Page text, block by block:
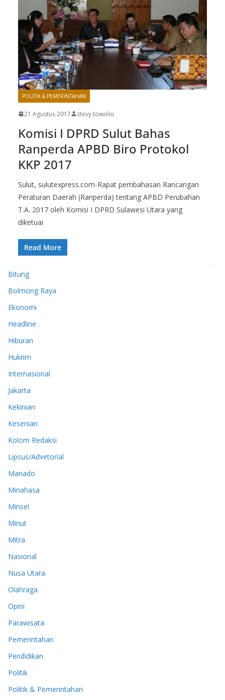
POLITIK & PEMERINTAHAN
21 Agustus 2017 stevy towoliu
Komisi I DPRD Sulut Bahas
Ranperda APBD Biro Protokol
KKP 2017
Sulut, sulutexpress.com-Rapat pembahasan Rancangan
Peraturan Daerah (Ranperda) tentang APBD Perubahan
T.A. 2017 oleh Komisi I DPRD Sulawesi Utara yang
diketuai
Read More
Bitung
Bolmong Raya
Ekonomi
Headline
Hiburan
Hukrim
Internasional
Jakarta
Kekinian
Kesenian
Kolom Redaksi
Lipsus/Advetorial
Manado
Minahasa
Minsel
Minut
Mitra
Nasional
Nusa Utara
Olahraga
Opini
Parawisata
Pemerintahan
Pendidikan
Politik
Politik & Pemerintahan